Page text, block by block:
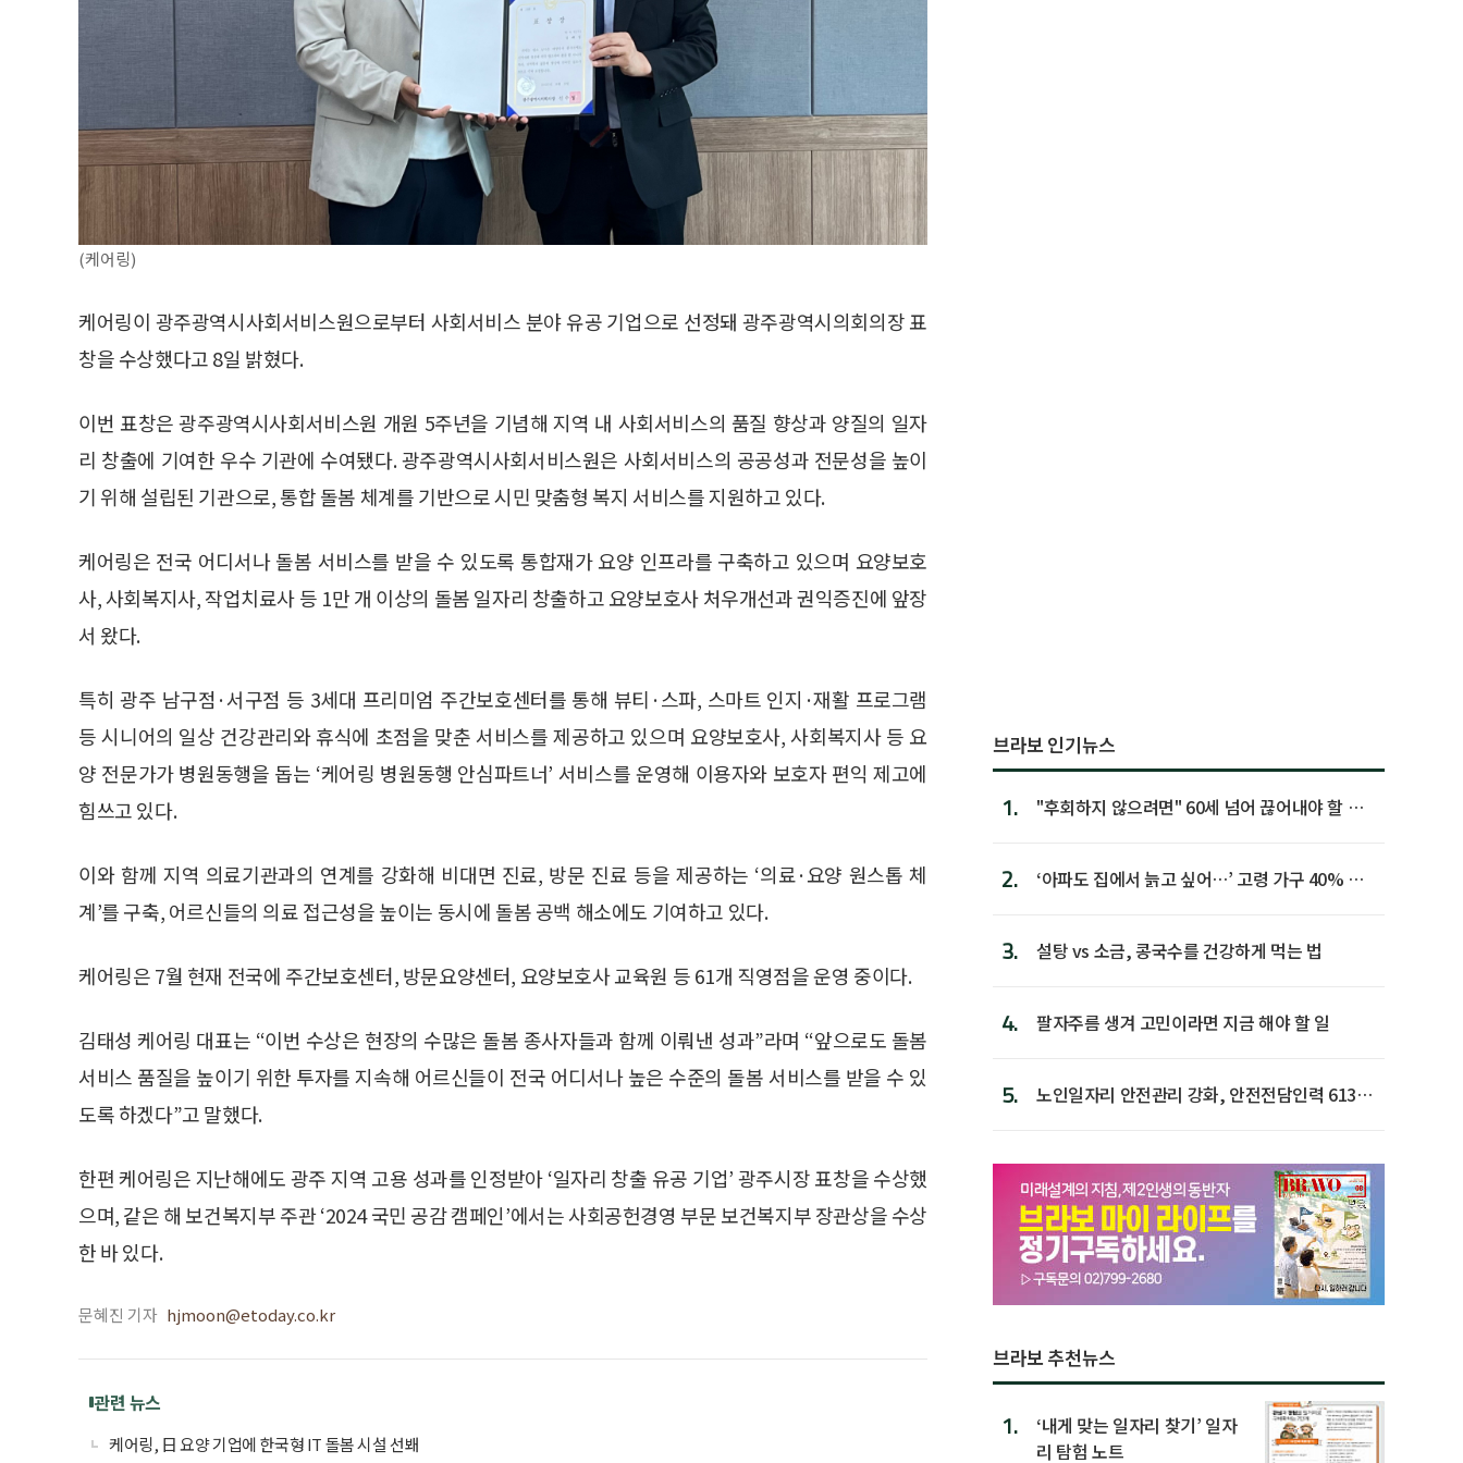
(케어링)
케어링이 광주광역시사회서비스원으로부터 사회서비스 분야 유공 기업으로 선정돼 광주광역시의회의장 표
창을 수상했다고 8일 밝혔다.
이번 표창은 광주광역시사회서비스원 개원 5주년을 기념해 지역 내 사회서비스의 품질 향상과 양질의 일자
리 창출에 기여한 우수 기관에 수여됐다. 광주광역시사회서비스원은 사회서비스의 공공성과 전문성을 높이
기 위해 설립된 기관으로, 통합 돌봄 체계를 기반으로 시민 맞춤형 복지 서비스를 지원하고 있다.
케어링은 전국 어디서나 돌봄 서비스를 받을 수 있도록 통합재가 요양 인프라를 구축하고 있으며 요양보호
사, 사회복지사, 작업치료사 등 1만 개 이상의 돌봄 일자리 창출하고 요양보호사 처우개선과 권익증진에 앞장
서 왔다.
특히 광주 남구점·서구점 등 3세대 프리미엄 주간보호센터를 통해 뷰티·스파, 스마트 인지·재활 프로그램
등 시니어의 일상 건강관리와 휴식에 초점을 맞춘 서비스를 제공하고 있으며 요양보호사, 사회복지사 등 요
양 전문가가 병원동행을 돕는 ‘케어링 병원동행 안심파트너’ 서비스를 운영해 이용자와 보호자 편익 제고에
힘쓰고 있다.
이와 함께 지역 의료기관과의 연계를 강화해 비대면 진료, 방문 진료 등을 제공하는 ‘의료·요양 원스톱 체
계’를 구축, 어르신들의 의료 접근성을 높이는 동시에 돌봄 공백 해소에도 기여하고 있다.
케어링은 7월 현재 전국에 주간보호센터, 방문요양센터, 요양보호사 교육원 등 61개 직영점을 운영 중이다.
김태성 케어링 대표는 “이번 수상은 현장의 수많은 돌봄 종사자들과 함께 이뤄낸 성과”라며 “앞으로도 돌봄
서비스 품질을 높이기 위한 투자를 지속해 어르신들이 전국 어디서나 높은 수준의 돌봄 서비스를 받을 수 있
도록 하겠다”고 말했다.
한편 케어링은 지난해에도 광주 지역 고용 성과를 인정받아 ‘일자리 창출 유공 기업’ 광주시장 표창을 수상했
으며, 같은 해 보건복지부 주관 ‘2024 국민 공감 캠페인’에서는 사회공헌경영 부문 보건복지부 장관상을 수상
한 바 있다.
문혜진 기자 hjmoon@etoday.co.kr
관련 뉴스
케어링, 日 요양 기업에 한국형 IT 돌봄 시설 선봬
브라보 인기뉴스
1.
"후회하지 않으려면" 60세 넘어 끊어내야 할 사
2.
‘아파도 집에서 늙고 싶어…’ 고령 가구 40% 노
3. 설탕 vs 소금, 콩국수를 건강하게 먹는 법
4. 팔자주름 생겨 고민이라면 지금 해야 할 일
5.
노인일자리 안전관리 강화, 안전전담인력 613명
브라보 추천뉴스
1.
‘내게 맞는 일자리 찾기’ 일자
리 탐험 노트